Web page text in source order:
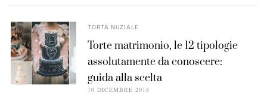
TORTA NUZIALE
Torte matrimonio, le 12 tipologie
assolutamente da conoscere:
guida alla scelta
10 DICEMBRE 2018